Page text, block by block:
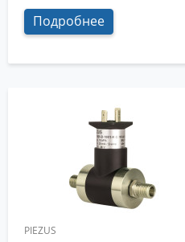
Подробнее
PIEZUS